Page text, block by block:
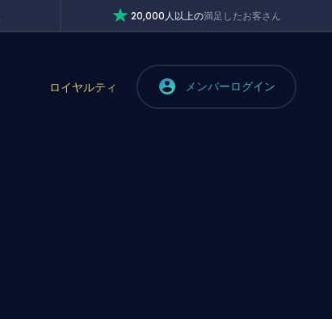
20,000人以上の満足したお客さん
ロイヤルティ メンバーログイン